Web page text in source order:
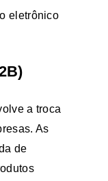
eletrônico
a troca
As
de